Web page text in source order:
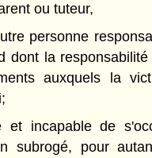
ou tuteur,
personne
dont la
auxquels la
et incapable de
subrogé, pour